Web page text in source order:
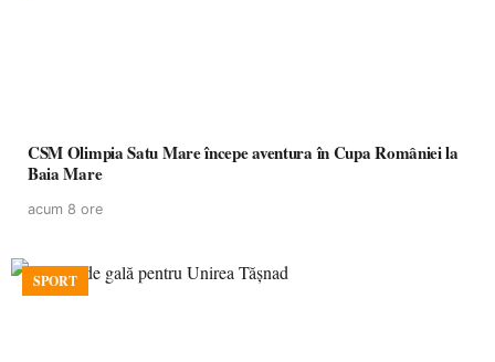
CSM Olimpia Satu Mare începe aventura în Cupa României la
Baia Mare
acum 8 ore
SPORT